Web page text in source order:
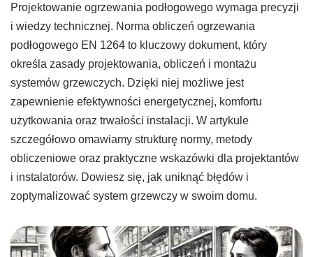
Projektowanie ogrzewania podłogowego wymaga precyzji
i wiedzy technicznej. Norma obliczeń ogrzewania
podłogowego EN 1264 to kluczowy dokument, który
określa zasady projektowania, obliczeń i montażu
systemów grzewczych. Dzięki niej możliwe jest
zapewnienie efektywności energetycznej, komfortu
użytkowania oraz trwałości instalacji. W artykule
szczegółowo omawiamy strukturę normy, metody
obliczeniowe oraz praktyczne wskazówki dla projektantów
i instalatorów. Dowiesz się, jak uniknąć błędów i
zoptymalizować system grzewczy w swoim domu.